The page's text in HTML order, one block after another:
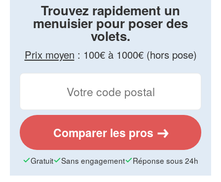
Trouvez rapidement un
menuisier pour poser des
volets.
Prix moyen : 100€ à 1000€ (hors pose)
Comparer les pros
Gratuit Sans engagement Réponse sous 24h